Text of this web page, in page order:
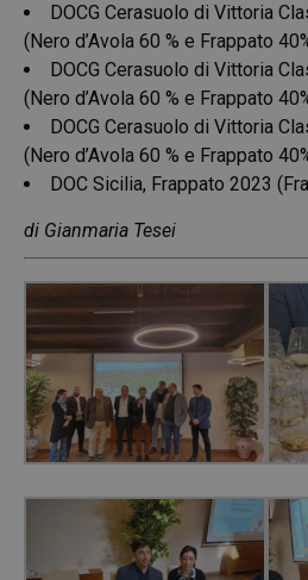
DOCG Cerasuolo di Vittoria
(Nero d’Avola 60 % e Frappato
DOCG Cerasuolo di Vittoria
(Nero d’Avola 60 % e Frappato
DOCG Cerasuolo di Vittoria
(Nero d’Avola 60 % e Frappato
DOC Sicilia, Frappato 2023
di Gianmaria Tesei